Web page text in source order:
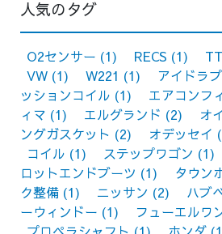
人気のタグ
O2センサー (1) RECS (1) TT
VW (1) W221 (1) アイドラ
ッションコイル (1) エアコンフ
ィマ (1) エルグランド (2)
オ
ングガスケット (2) オデッセイ
コイル (1) ステップワゴン (1)
ロットエンドブーツ (1) タウン
ク整備 (1) ニッサン (2) ハブ
ーウィンドー (1) フューエルワ
プロペラシャフト (1) ホンダ